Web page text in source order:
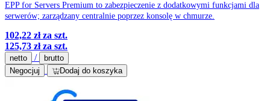
EPP for Servers Premium to zabezpieczenie z dodatkowymi funkcjami dla
serwerów; zarządzany centralnie poprzez konsolę w chmurze.
102,22 złza szt.
125,73 złza szt.
netto /
brutto
Negocjuj
Dodaj do koszyka